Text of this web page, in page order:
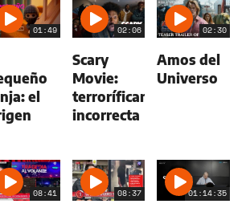
01:49
el
02:06
Scary
Movie:
terroríficamente
incorrecta
02:30
Amos del
Universo
08:41 08:37 01:14:35